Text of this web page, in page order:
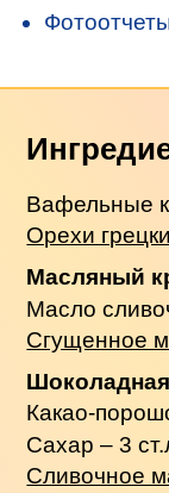
Вафельные
Орехи
Масляный
Масло
Сгущенное
Какао-
Сахар – 3
Сливочное